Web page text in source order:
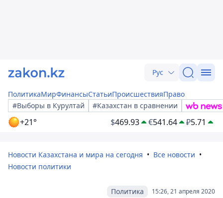
Рус
ПолитикаМирФинансыСтатьиПроисшествияПраво
#Выборы в Курултай
#Казахстан в сравнении
+21° $469.93 €541.64 ₽5.71
Новости Казахстана и мира на сегодня
Все новости
Новости политики
15:26, 21 апреля 2020
Политика